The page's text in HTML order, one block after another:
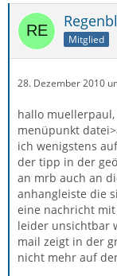
Mitglied
28. Dezember 2010
hallo
menüpunkt
ich wenigstens
der tipp in der
an mrb auch an
anhangleiste die
eine nachricht
leider unsichtbar
mail zeigt in der
nicht mehr auf